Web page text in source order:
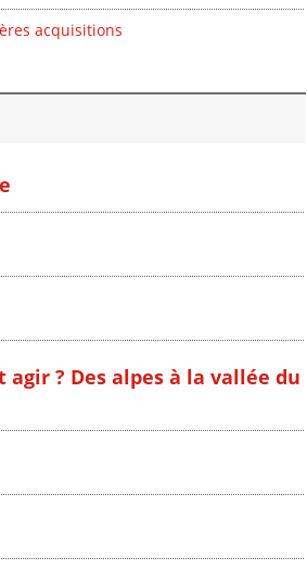
acquisitions
? Des alpes à la vallée du